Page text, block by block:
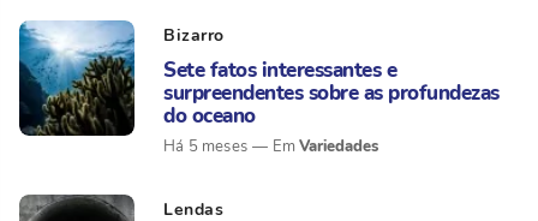
Bizarro
Sete fatos interessantes e
surpreendentes sobre as profundezas
do oceano
Há 5 meses Variedades
Lendas